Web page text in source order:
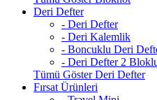
Deri Defter
- Deri Defter
- Deri Kalemlik
- Boncuklu Deri
- Deri Defter 2
Tümü Göster Deri Defter
Fırsat Ürünleri